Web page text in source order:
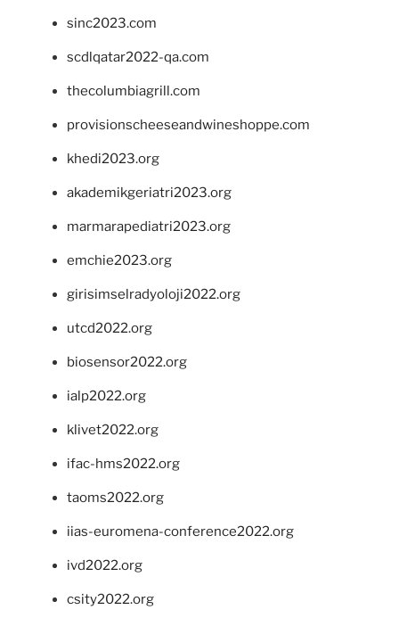
sinc2023.com
scdlqatar2022-qa.com
thecolumbiagrill.com
provisionscheeseandwineshoppe.com
khedi2023.org
akademikgeriatri2023.org
marmarapediatri2023.org
emchie2023.org
girisimselradyoloji2022.org
utcd2022.org
biosensor2022.org
ialp2022.org
klivet2022.org
ifac-hms2022.org
taoms2022.org
iias-euromena-conference2022.org
ivd2022.org
csity2022.org